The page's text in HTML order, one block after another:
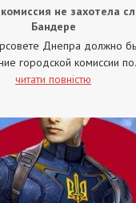
не захотела
Бандере
Днепра должно
городской комиссии
читати повністю